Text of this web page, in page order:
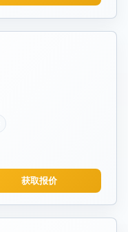
获取报价